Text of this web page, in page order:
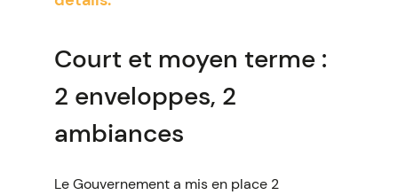
Court et moyen terme :
2 enveloppes, 2
ambiances
Le Gouvernement a mis en place 2